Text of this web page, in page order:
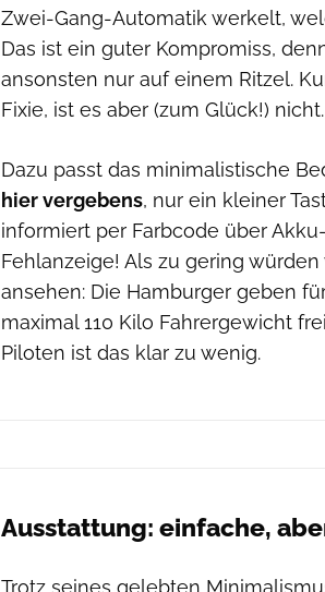
Zwei-Gang-Automatik werkelt,
Das ist ein guter Kompromiss,
ansonsten nur auf einem Ritzel.
Fixie, ist es aber (zum Glück!) nicht.
Dazu passt das minimalistische
hier vergebens, nur ein kleiner
informiert per Farbcode über
Fehlanzeige! Als zu gering
ansehen: Die Hamburger geben
maximal 110 Kilo Fahrergewicht
Piloten ist das klar zu wenig.
Ausstattung: einfache,
Trotz seines gelebten